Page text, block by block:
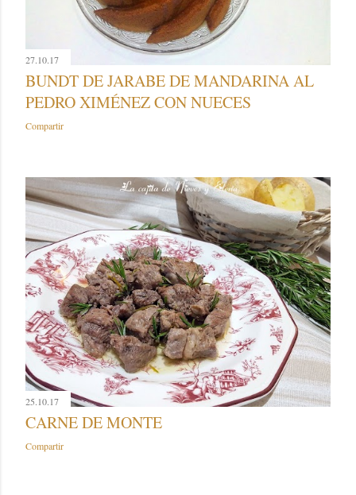
27.10.17
BUNDT DE JARABE DE MANDARINA AL
PEDRO XIMÉNEZ CON NUECES
Compartir
25.10.17
CARNE DE MONTE
Compartir